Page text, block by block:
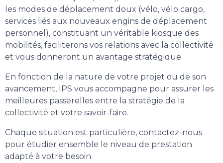
les modes de déplacement doux (vélo, vélo cargo,
services liés aux nouveaux engins de déplacement
personnel), constituant un véritable kiosque des
mobilités, faciliterons vos relations avec la collectivité
et vous donneront un avantage stratégique.
En fonction de la nature de votre projet ou de son
avancement, IPS vous accompagne pour assurer les
meilleures passerelles entre la stratégie de la
collectivité et votre savoir-faire.
Chaque situation est particulière, contactez-nous
pour étudier ensemble le niveau de prestation
adapté à votre besoin.